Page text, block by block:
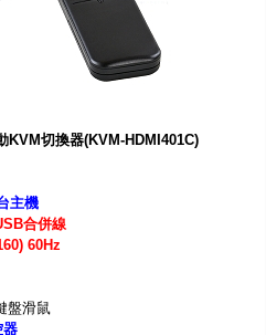
KVM切換器(KVM-HDMI401C)
主機
合併線
60Hz
盤滑鼠
器